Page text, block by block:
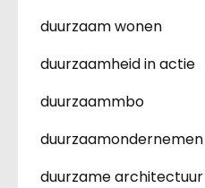
duurzaam wonen
duurzaamheid in actie
duurzaammbo
duurzaamondernemen
duurzame architectuur